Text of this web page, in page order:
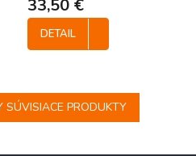
33,50 €
DETAIL
SÚVISIACE PRODUKTY